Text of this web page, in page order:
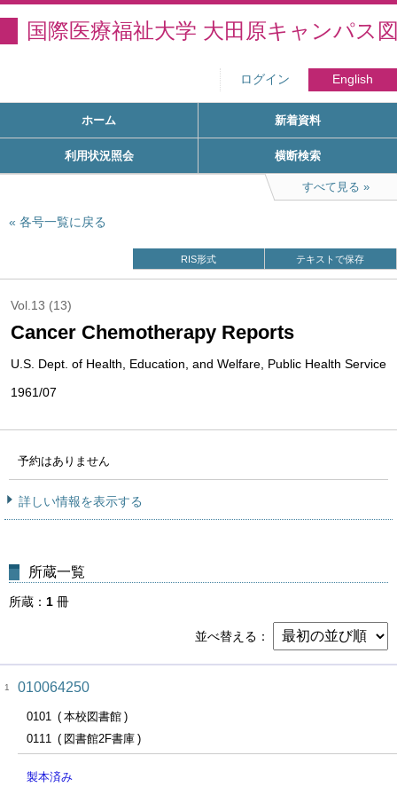
国際医療福祉大学 大田原キャンパス
ログイン English
ホーム 新着資料
利用状況照会 横断検索
すべて見る
各号一覧に戻る
RIS形式 テキストで保存
Vol.13 (13)
Cancer Chemotherapy Reports
U.S. Dept. of Health, Education, and Welfare, Public Health Service
1961/07
予約はありません
詳しい情報を表示する
所蔵一覧
所蔵 1 冊
並べ替える
1 010064250
0101
本校図書館
0111
図書館2F書庫
製本済み